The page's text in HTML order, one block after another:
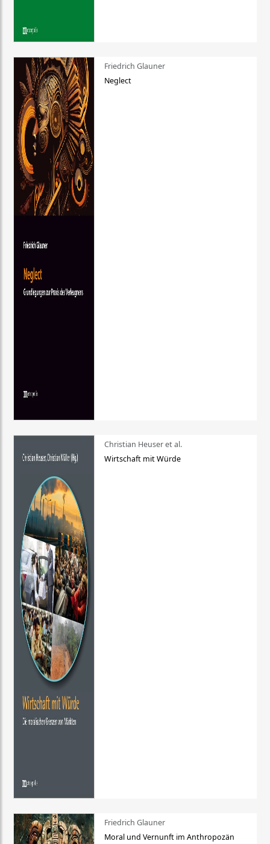
Friedrich Glauner
Neglect
Christian Heuser et al.
Wirtschaft mit Würde
Friedrich Glauner
Moral und Vernunft im Anthropozän